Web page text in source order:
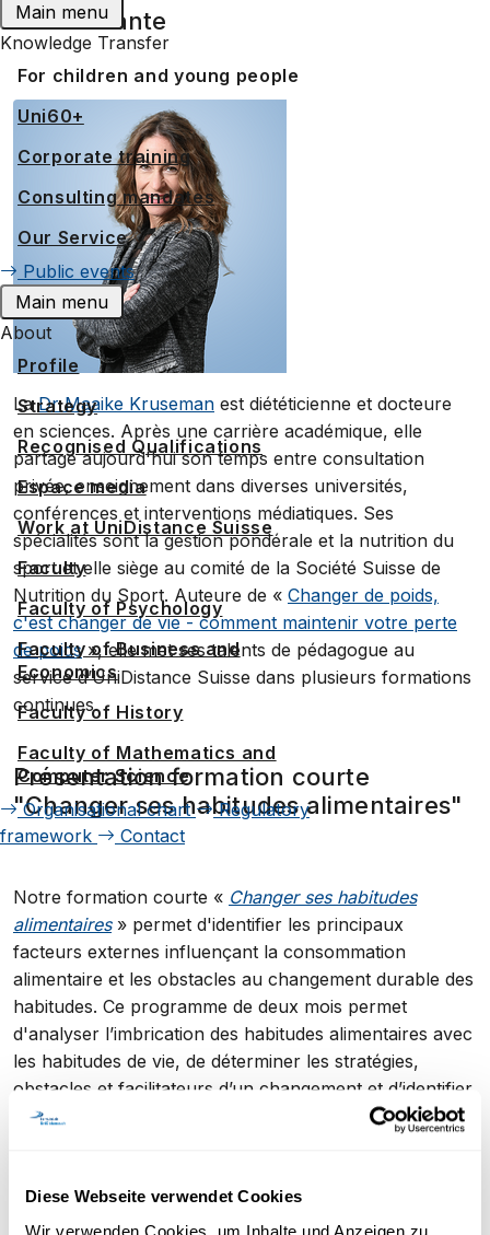
Diese Webseite verwendet Cookies
Wir verwenden Cookies, um Inhalte und Anzeigen zu
Main menu
Knowledge Transfer
For children and young people
Uni60+
Corporate training
Consulting mandates
Our Service
Public events
Main menu
About
Profile
Strategy
Recognised Qualifications
Espace media
Work at UniDistance Suisse
Faculty
Faculty of Psychology
Faculty of Business and
Economics
Faculty of History
Faculty of Mathematics and
Computer Science
Organisational chart
Regulatory
framework
Contact
Intervenante
LaDr Maaike Kruseman est diététicienne et docteure
en sciences. Après une carrière académique, elle
partage aujourd'hui son temps entre consultation
privée, enseignement dans diverses universités,
conférences et interventions médiatiques. Ses
spécialités sont la gestion pondérale et la nutrition du
sport et elle siège au comité de la Société Suisse de
Nutrition du Sport. Auteure de « Changer de poids,
c'est changer de vie - comment maintenir votre perte
de poids», elle met ses talents de pédagogue au
service d’UniDistance Suisse dans plusieurs formations
continues.
Présentation formation courte
"Changer ses habitudes alimentaires"
Notre formation courte « Changer ses habitudes
alimentaires» permet d'identifier les principaux
facteurs externes influençant la consommation
alimentaire et les obstacles au changement durable des
habitudes. Ce programme de deux mois permet
d'analyser l’imbrication des habitudes alimentaires avec
les habitudes de vie, de déterminer les stratégies,
obstacles et facilitateurs d’un changement et d’identifier
les principales forces et faiblesses des études sur le